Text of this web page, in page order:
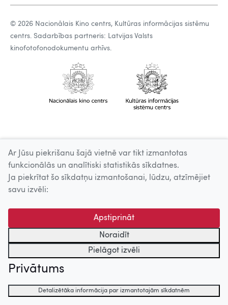
© 2026 Nacionālais Kino centrs, Kultūras informācijas sistēmu
centrs. Sadarbības partneris: Latvijas Valsts
kinofotofonodokumentu arhīvs.
Ar Jūsu piekrišanu šajā vietnē var tikt izmantotas
funkcionālās un analītiski statistikās sīkdatnes.
Ja piekrītat šo sīkdatņu izmantošanai, lūdzu, atzīmējiet
savu izvēli:
Apstiprināt
Noraidīt
Pielāgot izvēli
Privātums
Detalizētāka informācija par izmantotajām sīkdatnēm